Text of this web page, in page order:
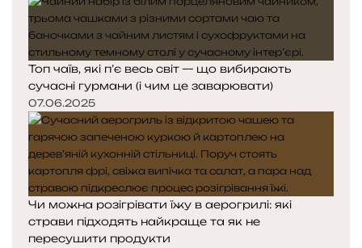
Топ чаїв, які п’є весь світ — що вибирають
сучасні гурмани (і чим це заварювати)
07.06.2025
Чи можна розігрівати їжу в аерогрилі: які
страви підходять найкраще та як не
пересушити продукти